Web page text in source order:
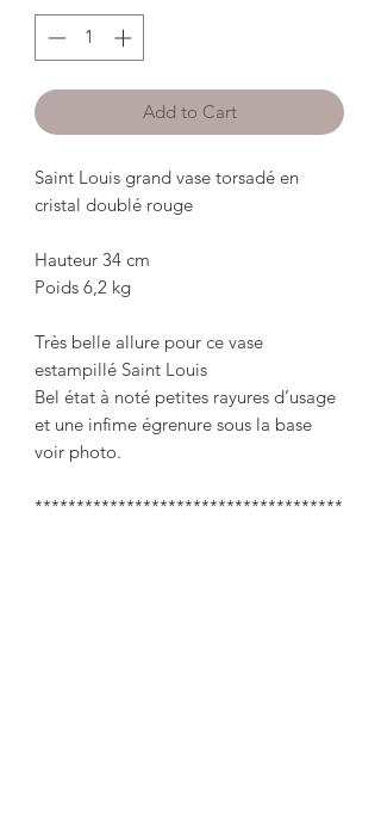
Add to Cart
Saint Louis grand vase torsadé en
cristal doublé rouge
Hauteur 34 cm
Poids 6,2 kg
Très belle allure pour ce vase
estampillé Saint Louis
Bel état à noté petites rayures d’usage
et une infime égrenure sous la base
voir photo.
*************************************